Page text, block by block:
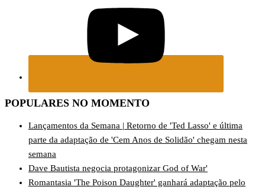
POPULARES NO MOMENTO
Lançamentos da Semana | Retorno de 'Ted Lasso' e última
parte da adaptação de 'Cem Anos de Solidão' chegam nesta
semana
Dave Bautista negocia protagonizar God of War'
Romantasia 'The Poison Daughter' ganhará adaptação pelo